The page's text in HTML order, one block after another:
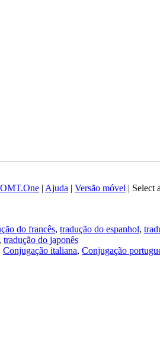
| Ajuda | Versão móvel | Select
do francês, tradução do espanhol,
, tradução do japonês
Conjugação italiana, Conjugação